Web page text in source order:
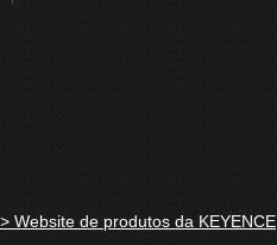
> Website de produtos da KEYENCE